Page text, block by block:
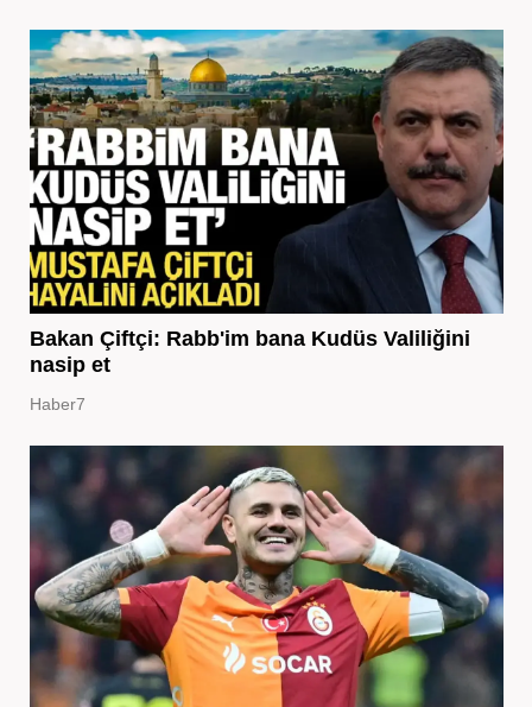
Bakan Çiftçi: Rabb'im bana Kudüs Valiliğini
nasip et
Haber7